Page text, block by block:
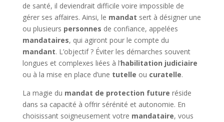
de santé, il deviendrait difficile voire impossible de
gérer ses affaires. Ainsi, le mandat sert à désigner une
ou plusieurs personnes de confiance, appelées
mandataires, qui agiront pour le compte du
mandant. L’objectif ? Éviter les démarches souvent
longues et complexes liées à l’habilitation judiciaire
ou à la mise en place d’une tutelle ou curatelle.
La magie du mandat de protection future réside
dans sa capacité à offrir sérénité et autonomie. En
choisissant soigneusement votre mandataire, vous